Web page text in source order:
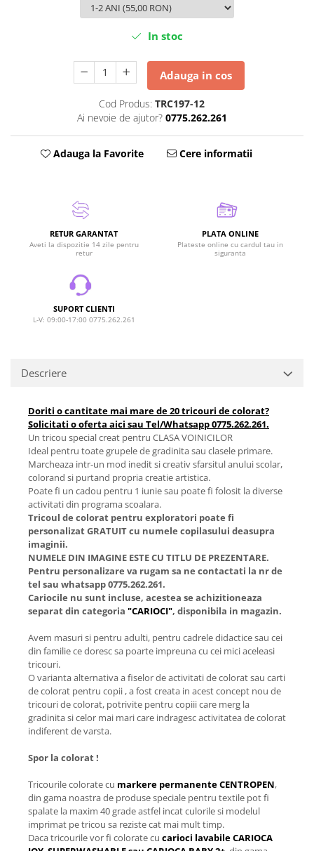
In stoc
Adauga in cos
Cod Produs: TRC197-12
Ai nevoie de ajutor? 0775.262.261
Adauga la Favorite Cere informatii
RETUR GARANTAT
Aveti la dispozitie 14 zile pentru
retur
PLATA ONLINE
Plateste online cu cardul tau in
siguranta
SUPORT CLIENTI
L-V: 09:00-17:00 0775.262.261
Descriere
Doriti o cantitate mai mare de 20 tricouri de colorat?
Solicitati o oferta aici sau Tel/Whatsapp 0775.262.261.
Un tricou special creat pentru CLASA VOINICILOR
Ideal pentru toate grupele de gradinita sau clasele primare.
Marcheaza intr-un mod inedit si creativ sfarsitul anului scolar,
colorand si purtand propria creatie artistica.
Poate fi un cadou pentru 1 iunie sau poate fi folosit la diverse
activitati din programa scoalara.
Tricoul de colorat pentru exploratori poate fi
personalizat GRATUIT cu numele copilasului deasupra
imaginii.
NUMELE DIN IMAGINE ESTE CU TITLU DE PREZENTARE.
Pentru personalizare va rugam sa ne contactati la nr de
tel sau whatsapp 0775.262.261.
Cariocile nu sunt incluse, acestea se achizitioneaza
separat din categoria "CARIOCI", disponibila in magazin.
Avem masuri si pentru adulti, pentru cadrele didactice sau cei
din familie ce doresc sa poarte impreuna cu cei mici aceleasi
tricouri.
O varianta alternativa a fiselor de activitati de colorat sau carti
de colorat pentru copii , a fost creata in acest concept nou de
tricouri de colorat, potrivite pentru copiii care merg la
gradinita si celor mai mari care indragesc activitatea de colorat
indiferent de varsta.
Spor la colorat !
Tricourile colorate cu markere permanente CENTROPEN,
din gama noastra de produse speciale pentru textile pot fi
spalate la maxim 40 grade astfel incat culorile si modelul
imprimat pe tricou sa reziste cat mai mult timp.
Daca tricourile vor fi colorate cu carioci lavabile CARIOCA